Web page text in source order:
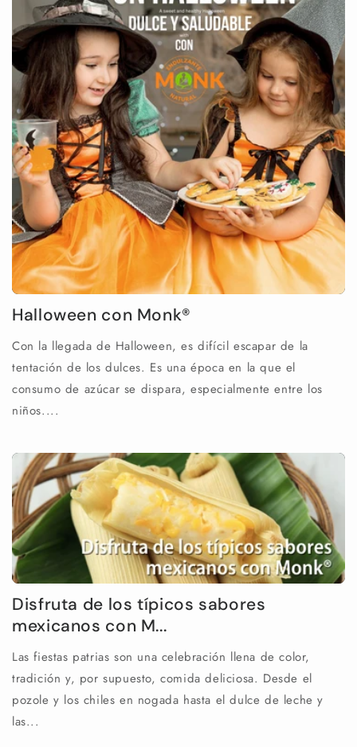
Halloween con Monk®
Con la llegada de Halloween, es difícil escapar de la
tentación de los dulces. Es una época en la que el
consumo de azúcar se dispara, especialmente entre los
niños....
Disfruta de los típicos sabores
mexicanos con M...
Las fiestas patrias son una celebración llena de color,
tradición y, por supuesto, comida deliciosa. Desde el
pozole y los chiles en nogada hasta el dulce de leche y
las...